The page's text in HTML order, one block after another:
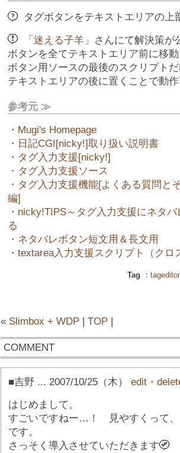
タグボタンをテキストエリアの上
「迷える子羊」
さんにて解決策が
ボタンを全てテキストエリア前に移
ボタン用ソースの最後のスクリプト
テキストエリアの後に置くことで動
参考元 ≫
・Mugi's Homepage
・日記CGI[nicky!]取り扱い説明書
・タグ入力支援[nicky!]
・タグ入力支援ソース
・タグ入力支援機能[よくある質問と
編]
・nicky!TIPS～タグ入力支援にネタ
る
・ネタバレボタン短文用＆長文用
・textarea入力支援スクリプト（クロ
Tag ： tageditor
« Slimbox + WDP | TOP |
COMMENT
■吉野 ... 2007/10/25（木） edit・
はじめまして。
すごいですねー…！ 見やすくって、
です。
さっそく導入させていただきます